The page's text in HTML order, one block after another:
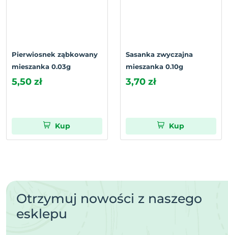
Pierwiosnek ząbkowany
mieszanka 0.03g
5,50 zł
Kup
Sasanka zwyczajna
mieszanka 0.10g
3,70 zł
Kup
Otrzymuj nowości z naszego
esklepu